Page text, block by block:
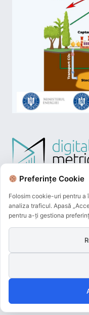
Plățile
sunt
și
Preferințe Cookie
Folosim cookie-uri pentru a
analiza traficul. Apasă
pentru a-ți gestiona